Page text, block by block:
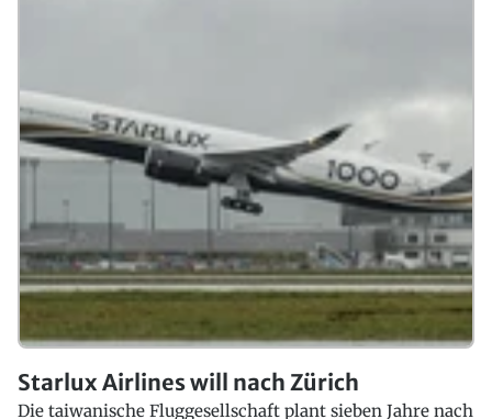
Starlux Airlines will nach Zürich
Die taiwanische Fluggesellschaft plant sieben Jahre nach